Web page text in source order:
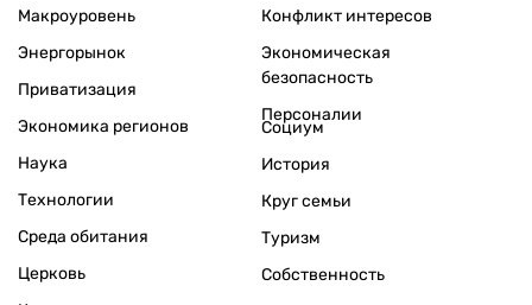
Макроуровень
Энергорынок
Приватизация
Экономика регионов
Конфликт интересов
Экономическая
безопасность
Персоналии
Наука
Технологии
Среда обитания
Церковь
Социум
История
Круг семьи
Туризм
Собственность